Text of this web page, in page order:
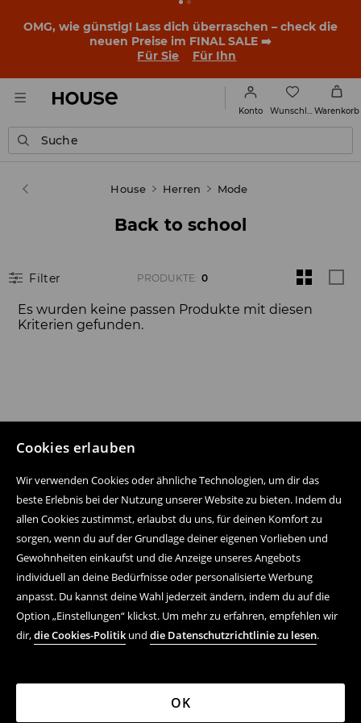
Cookies erlauben
Wir verwenden Cookies oder ähnliche Technologien, um dir das
beste Erlebnis bei der Nutzung unserer Website zu bieten. Indem du
allen Cookies zustimmst, erlaubst du uns, für deinen Komfort zu
sorgen, wenn du auf der Grundlage deiner eigenen Vorlieben und
Gewohnheiten einkaufst und die Anzeige unseres Angebots
individuell an deine Bedürfnisse oder personalisierte Werbung
anpasst. Du kannst deine Wahl jederzeit ändern, indem du auf die
Option „Einstellungen“ klickst. Um mehr zu erfahren, empfehlen wir
dir,die Cookies-Politik und die Datenschutzrichtlinie zu lesen.
OK
OMG, wie günstig! Lass dich überraschen – check die
neuen Preise im FINAL SALE ➡️
Für Sie
Für Ihn
Konto Warenkorb
Suche
House Herren Mode
Back to school
Filter PRODUKTE: 0
Es wurden keine passen Produkte mit diesen
Kriterien gefunden.
Folge uns auf:
Hilfe und Kontakt
Einkaufsvorgang